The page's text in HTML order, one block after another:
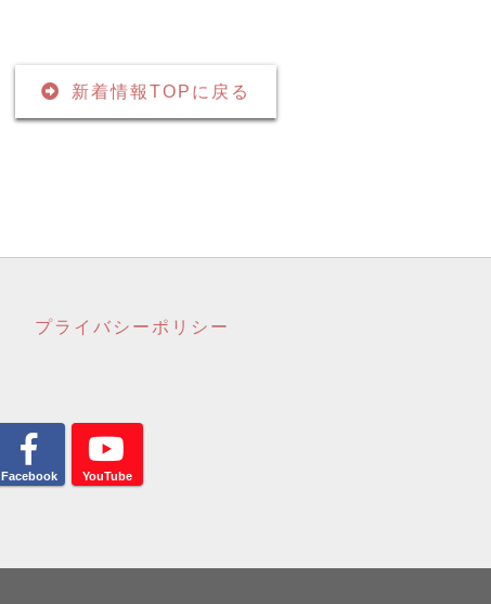
新着情報TOPに戻る
プライバシーポリシー
Facebook YouTube